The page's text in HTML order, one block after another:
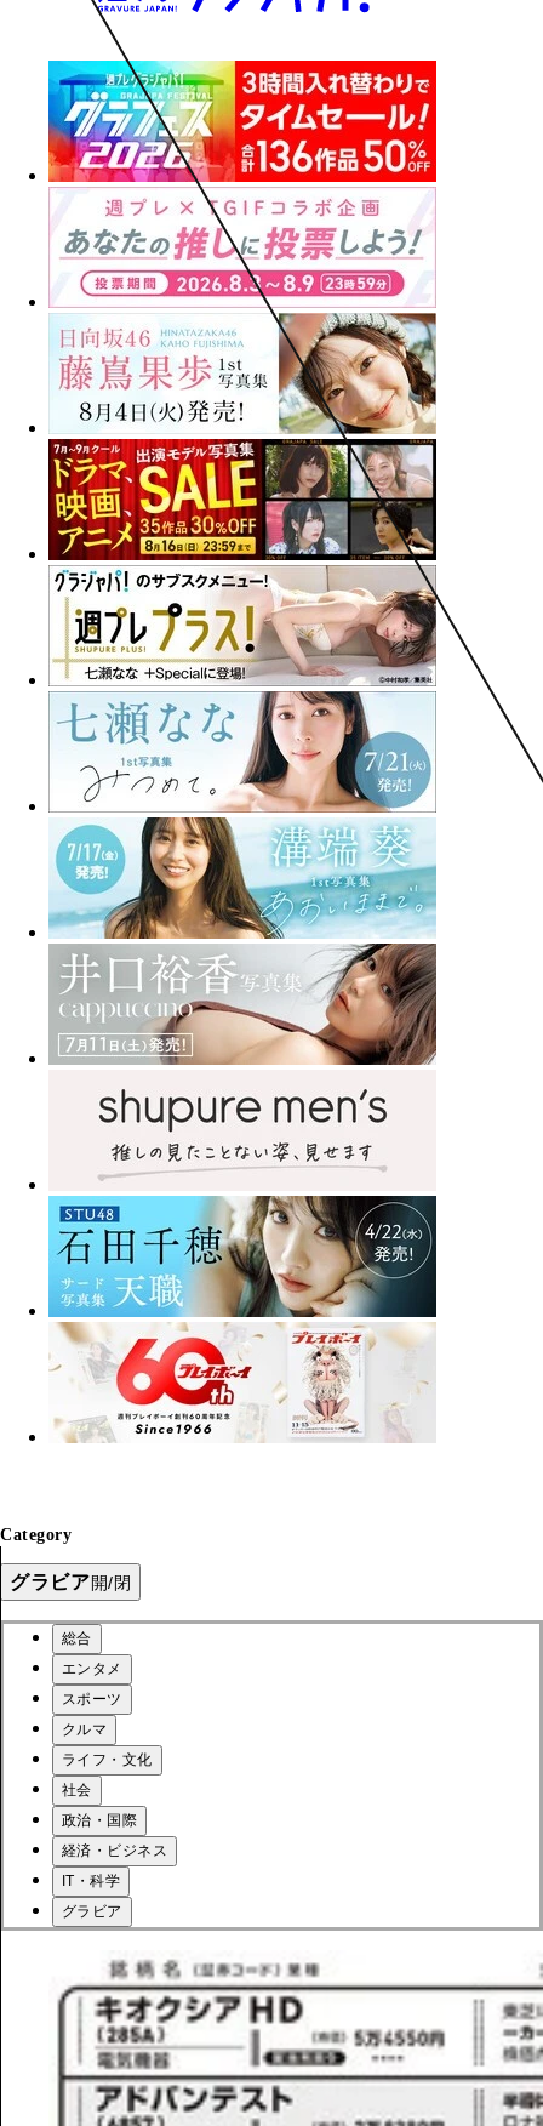
Category
グラビア開/閉
総合
エンタメ
スポーツ
クルマ
ライフ・文化
社会
政治・国際
経済・ビジネス
IT・科学
グラビア